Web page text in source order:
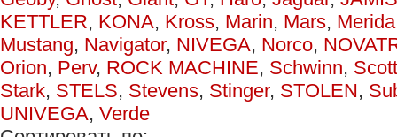
KETTLER, KONA, Kross, Marin, Mars, Merida
Mustang, Navigator, NIVEGA, Norco,
Orion, Perv, ROCK MACHINE, Schwinn, Scott
Stark, STELS, Stevens, Stinger, STOLEN,
UNIVEGA, Verde